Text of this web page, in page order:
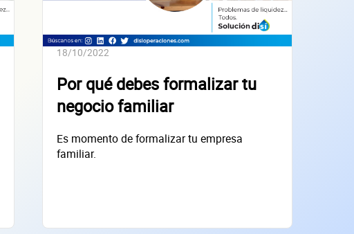
18/10/2022
Por qué debes formalizar tu
negocio familiar
Es momento de formalizar tu empresa
familiar.